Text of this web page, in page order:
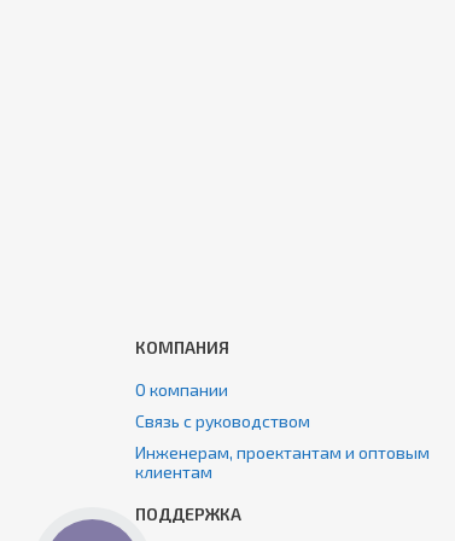
КОМПАНИЯ
О компании
Связь с руководством
Инженерам, проектантам и оптовым
клиентам
ПОДДЕРЖКА